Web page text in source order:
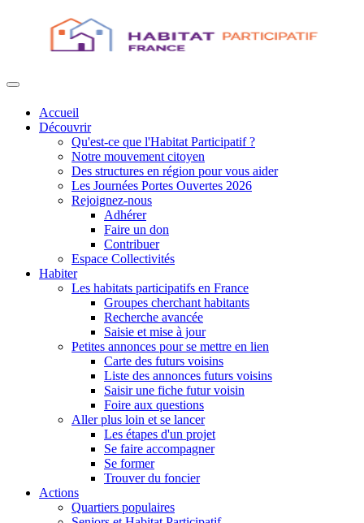
Accueil
Découvrir
Qu'est-ce que l'Habitat Participatif ?
Notre mouvement citoyen
Des structures en région pour vous aider
Les Journées Portes Ouvertes 2026
Rejoignez-nous
Adhérer
Faire un don
Contribuer
Espace Collectivités
Habiter
Les habitats participatifs en France
Groupes cherchant habitants
Recherche avancée
Saisie et mise à jour
Petites annonces pour se mettre en lien
Carte des futurs voisins
Liste des annonces futurs voisins
Saisir une fiche futur voisin
Foire aux questions
Aller plus loin et se lancer
Les étapes d'un projet
Se faire accompagner
Se former
Trouver du foncier
Actions
Quartiers populaires